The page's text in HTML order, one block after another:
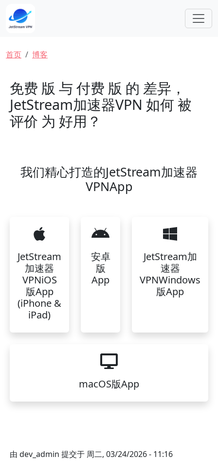
面包屑
首页 博客
免费 版 与 付费 版 的 差异，
JetStream加速器VPN 如何 被
评价 为 好用？
我们精心打造的JetStream加速器
VPNApp
JetStream
加速器
VPNiOS
版App
(iPhone &
iPad)
安卓
版
App
JetStream加
速器
VPNWindows
版App
macOS版App
由 dev_admin 提交于 周二, 03/24/2026 - 11:16